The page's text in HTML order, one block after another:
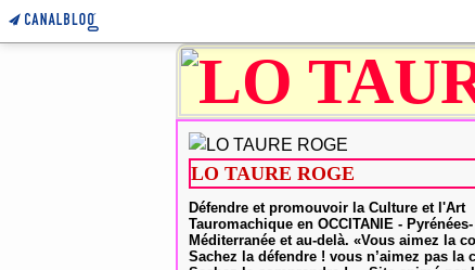
LO TAURE ROGE
Défendre et promouvoir la Culture et l'Art
Tauromachique en OCCITANIE - Pyrénées-
Méditerranée et au-delà. «Vous aimez la
Sachez la défendre ! vous n’aimez pas la